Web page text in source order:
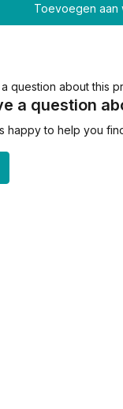
Toevoegen aan
a question
happy to help you